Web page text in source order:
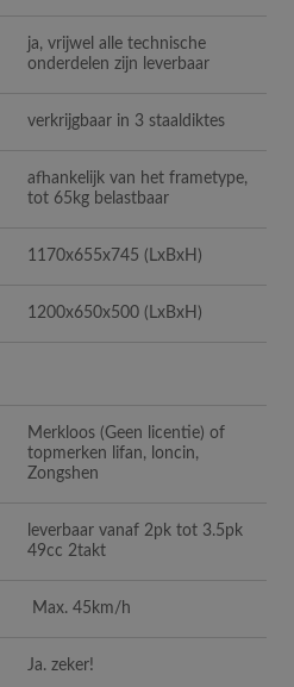
ja, vrijwel alle technische
onderdelen zijn leverbaar
verkrijgbaar in 3 staaldiktes
afhankelijk van het frametype,
tot 65kg belastbaar
1170x655x745 (LxBxH)
1200x650x500 (LxBxH)
Merkloos (Geen licentie) of
topmerken lifan, loncin,
Zongshen
leverbaar vanaf 2pk tot 3.5pk
49cc 2takt
Max. 45km/h
Ja. zeker!